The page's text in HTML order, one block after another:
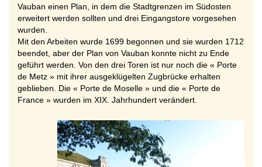
Vauban einen Plan, in dem die Stadtgrenzen im Südosten
erweitert werden sollten und drei Eingangstore vorgesehen
wurden.
Mit den Arbeiten wurde 1699 begonnen und sie wurden 1712
beendet, aber der Plan von Vauban konnte nicht zu Ende
geführt werden. Von den drei Toren ist nur noch die « Porte
de Metz » mit ihrer ausgeklügelten Zugbrücke erhalten
geblieben. Die « Porte de Moselle » und die « Porte de
France » wurden im XIX. Jahrhundert verändert.